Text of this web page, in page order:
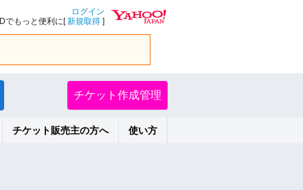
ログイン
IDでもっと便利に[新規取得 ]
チケット作成管理
チケット販売主の方へ 使い方